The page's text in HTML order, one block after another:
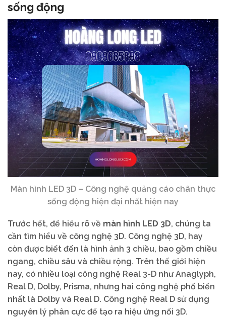
sống động
Màn hình LED 3D – Công nghệ quảng cáo chân thực
sống động hiện đại nhất hiện nay
Trước hết, để hiểu rõ về màn hình LED 3D, chúng ta
cần tìm hiểu về công nghệ 3D. Công nghệ 3D, hay
còn được biết đến là hình ảnh 3 chiều, bao gồm chiều
ngang, chiều sâu và chiều rộng. Trên thế giới hiện
nay, có nhiều loại công nghệ Real 3-D như Anaglyph,
Real D, Dolby, Prisma, nhưng hai công nghệ phổ biến
nhất là Dolby và Real D. Công nghệ Real D sử dụng
nguyên lý phân cực để tạo ra hiệu ứng nổi 3D.